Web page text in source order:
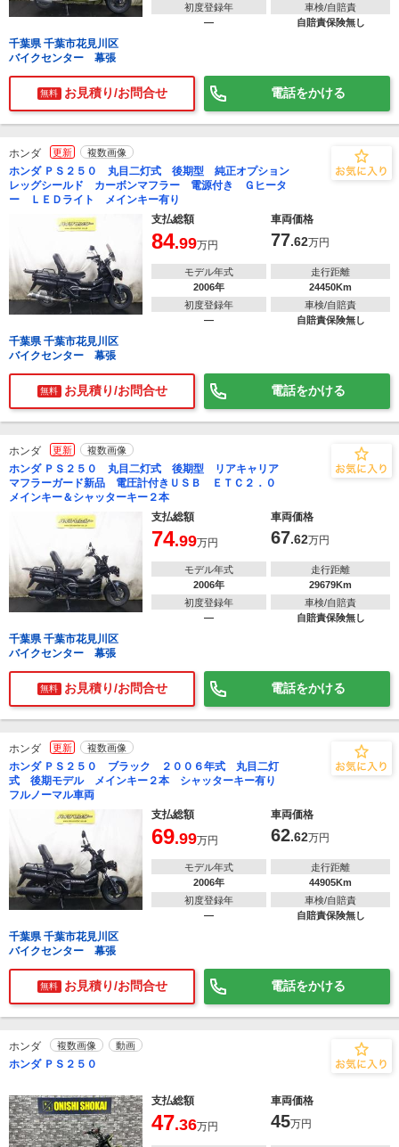
初度登録年
―
車検/自賠責
自賠責保険無し
千葉県 千葉市花見川区
バイクセンター 幕張
無料 お見積り/お問合せ 電話をかける
ホンダ 更新 複数画像
ホンダ ＰＳ２５０ 丸目二灯式 後期型 純正オプション
レッグシールド カーボンマフラー 電源付き Ｇヒータ
ー ＬＥＤライト メインキー有り
支払総額
車両価格
84.99万円 77.62万円
モデル年式
2006年
走行距離
24450Km
初度登録年
―
車検/自賠責
自賠責保険無し
千葉県 千葉市花見川区
バイクセンター 幕張
無料 お見積り/お問合せ 電話をかける
ホンダ 更新 複数画像
ホンダ ＰＳ２５０ 丸目二灯式 後期型 リアキャリア
マフラーガード新品 電圧計付きＵＳＢ ＥＴＣ２．０
メインキー＆シャッターキー２本
支払総額
車両価格
74.99万円 67.62万円
モデル年式
2006年
走行距離
29679Km
初度登録年
―
車検/自賠責
自賠責保険無し
千葉県 千葉市花見川区
バイクセンター 幕張
無料 お見積り/お問合せ 電話をかける
ホンダ 更新 複数画像
ホンダ ＰＳ２５０ ブラック ２００６年式 丸目二灯
式 後期モデル メインキー２本 シャッターキー有り
フルノーマル車両
支払総額
車両価格
69.99万円 62.62万円
モデル年式
2006年
走行距離
44905Km
初度登録年
―
車検/自賠責
自賠責保険無し
千葉県 千葉市花見川区
バイクセンター 幕張
無料 お見積り/お問合せ 電話をかける
ホンダ 複数画像 動画
ホンダ ＰＳ２５０
支払総額 車両価格
47.36万円 45万円